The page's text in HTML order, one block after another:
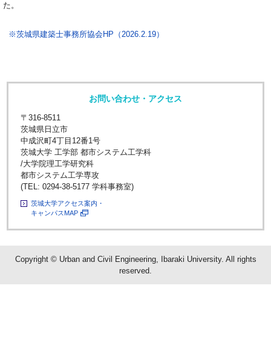
た。
※茨城県建築士事務所協会HP（2026.2.19）
お問い合わせ・アクセス
〒316-8511
茨城県日立市
中成沢町4丁目12番1号
茨城大学 工学部 都市システム工学科
/大学院理工学研究科
都市システム工学専攻
(TEL: 0294-38-5177 学科事務室)
茨城大学アクセス案内・
キャンパスMAP
Copyright © Urban and Civil Engineering, Ibaraki University. All rights
reserved.